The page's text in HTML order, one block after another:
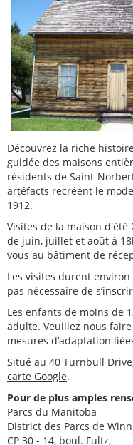
Découvrez la riche
guidée des maisons
résidents de Saint-
artéfacts recréent le
1912.
Visites de la maison d'été
de juin, juillet et août à
vous au bâtiment de
Les visites durent
pas nécessaire de
Les enfants de moins de
adulte. Veuillez nous
mesures d’adaptation
Situé au 40 Turnbull
carte Google.
Pour de plus amples
Parcs du Manitoba
District des Parcs de
CP 30 - 14, boul. Fultz,